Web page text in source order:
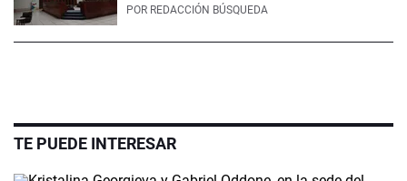
POR REDACCIÓN BÚSQUEDA
TE PUEDE INTERESAR